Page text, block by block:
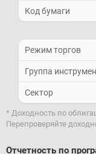
Код бумаги
Режим торгов
Группа
Сектор
* Доходность по
Перепроверяйте
Отчетность по